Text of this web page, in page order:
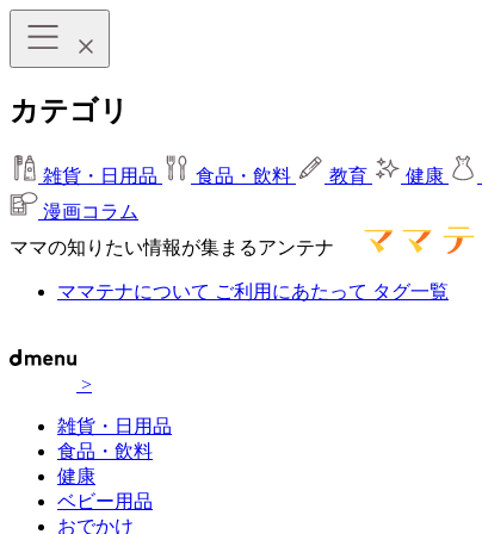
カテゴリ
雑貨・日用品 食品・飲料 教育 健康
漫画コラム
ママの知りたい情報が集まるアンテナ
ママテナについて ご利用にあたって タグ一覧
>
雑貨・日用品
食品・飲料
健康
ベビー用品
おでかけ